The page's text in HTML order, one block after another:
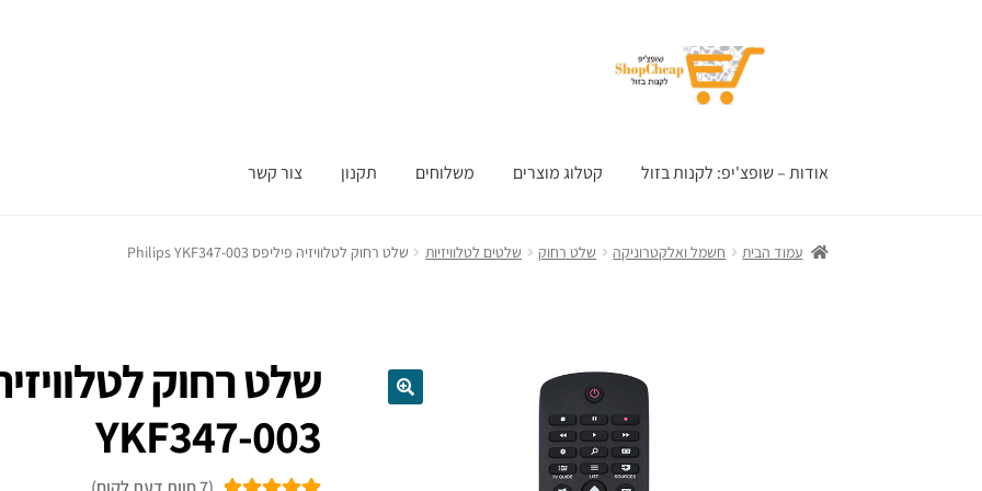
אודות – שופצ'יפ: לקנות בזול קטלוג מוצרים משלוחים תקנון צור קשר
עמוד הבית חשמל ואלקטרוניקה שלט רחוק שלטים לטלוויזיות שלט רחוק ‏לטלוויזיה פיליפס Philips YKF347-003
YKF347-003